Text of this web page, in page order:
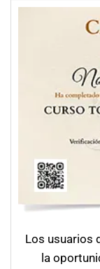
Los usuarios
la